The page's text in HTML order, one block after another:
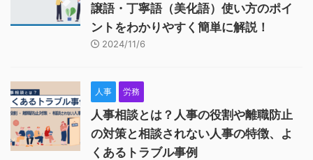
譲語・丁寧語（美化語）使い方のポイ
ントをわかりやすく簡単に解説！
2024/11/6
人事 労務
人事相談とは？人事の役割や離職防止
の対策と相談されない人事の特徴、よ
くあるトラブル事例